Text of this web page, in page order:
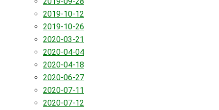
2019-10-12
2019-10-26
2020-03-21
2020-04-04
2020-04-18
2020-06-27
2020-07-11
2020-07-12